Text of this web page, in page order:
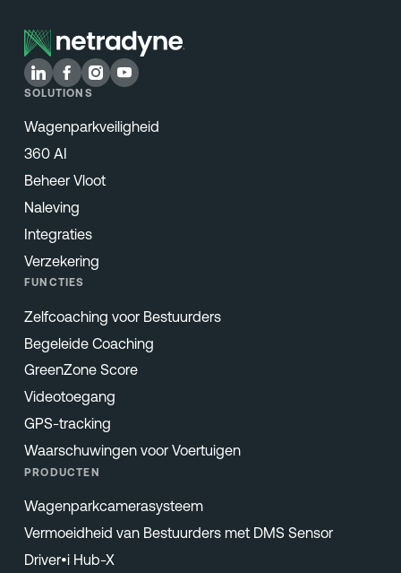
SOLUTIONS
Wagenparkveiligheid
360 AI
Beheer Vloot
Naleving
Integraties
Verzekering
FUNCTIES
Zelfcoaching voor Bestuurders
Begeleide Coaching
GreenZone Score
Videotoegang
GPS-tracking
Waarschuwingen voor Voertuigen
PRODUCTEN
Wagenparkcamerasysteem
Vermoeidheid van Bestuurders met DMS Sensor
Driver•i Hub-X